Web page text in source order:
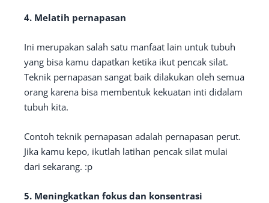
4. Melatih pernapasan
Ini merupakan salah satu manfaat lain untuk tubuh
yang bisa kamu dapatkan ketika ikut pencak silat.
Teknik pernapasan sangat baik dilakukan oleh semua
orang karena bisa membentuk kekuatan inti didalam
tubuh kita.
Contoh teknik pernapasan adalah pernapasan perut.
Jika kamu kepo, ikutlah latihan pencak silat mulai
dari sekarang. :p
5. Meningkatkan fokus dan konsentrasi